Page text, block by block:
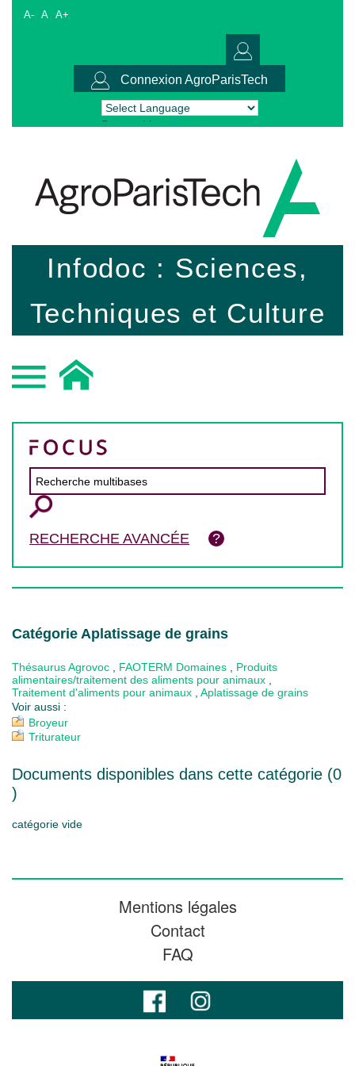
A- A A+
Connexion AgroParisTech
Powered by Translate
Infodoc : Sciences,
Techniques et Culture
RECHERCHE AVANCÉE
Catégorie Aplatissage de grains
Thésaurus Agrovoc FAOTERM Domaines
Produits
alimentaires/traitement des aliments pour animaux
Traitement d'aliments pour animaux
Aplatissage de grains
Voir aussi :
Broyeur
Triturateur
Documents disponibles dans cette catégorie (0
)
catégorie vide
Mentions légales
Contact
FAQ